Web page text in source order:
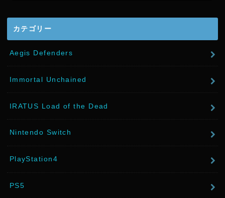
r
カテゴリー
Aegis Defenders
Immortal Unchained
IRATUS Load of the Dead
Nintendo Switch
PlayStation4
PS5